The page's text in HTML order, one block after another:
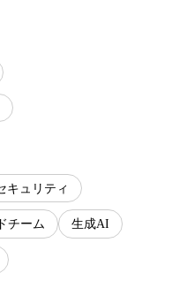
キュリティ
チーム 生成AI